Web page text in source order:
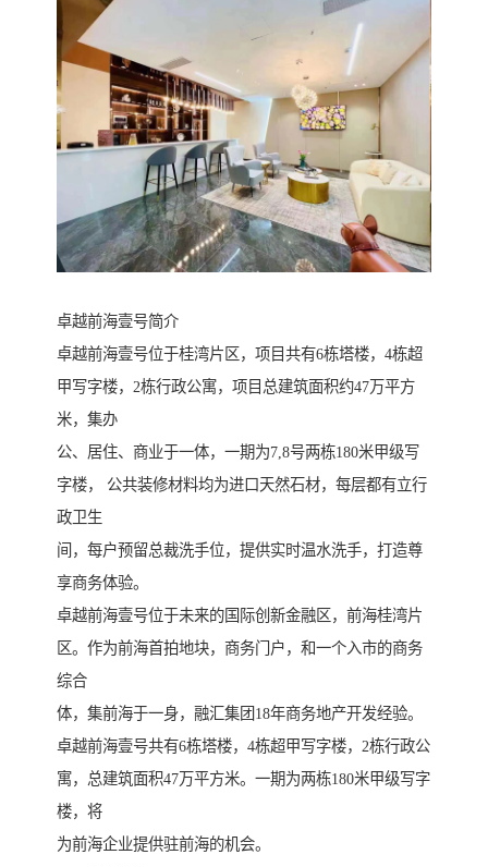
卓越前海壹号简介
卓越前海壹号位于桂湾片区，项目共有6栋塔楼，4栋超
甲写字楼，2栋行政公寓，项目总建筑面积约47万平方
米，集办
公、居住、商业于一体，一期为7,8号两栋180米甲级写
字楼， 公共装修材料均为进口天然石材，每层都有立行
政卫生
间，每户预留总裁洗手位，提供实时温水洗手，打造尊
享商务体验。
卓越前海壹号位于未来的国际创新金融区，前海桂湾片
区。作为前海首拍地块，商务门户，和一个入市的商务
综合
体，集前海于一身，融汇集团18年商务地产开发经验。
卓越前海壹号共有6栋塔楼，4栋超甲写字楼，2栋行政公
寓，总建筑面积47万平方米。一期为两栋180米甲级写字
楼，将
为前海企业提供驻前海的机会。